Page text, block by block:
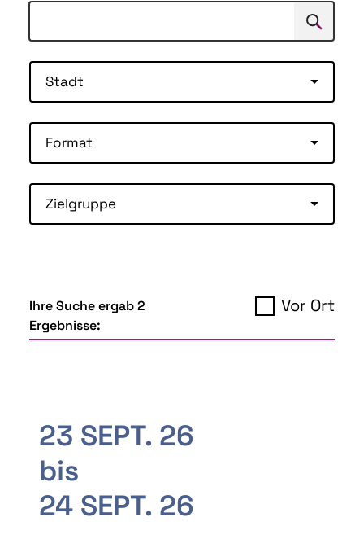
Suchen
Stadt
Format
Zielgruppe
Ihre Suche ergab 2
Ergebnisse:
Vor Ort
23 SEPT. 26
bis
24 SEPT. 26